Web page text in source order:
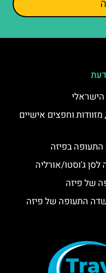
הישראלי
וחפצים אישיים
בפיזה
ג'וסטו/אורליה
של פיזה
התעופה של פיזה